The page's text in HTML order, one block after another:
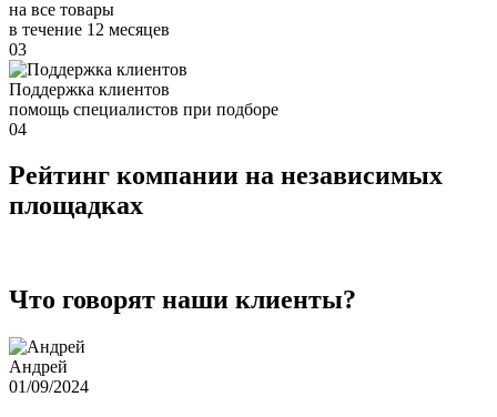
на все товары
в течение 12 месяцев
03
Поддержка клиентов
помощь специалистов при подборе
04
Рейтинг компании на независимых
площадках
Что говорят наши клиенты?
Андрей
01/09/2024